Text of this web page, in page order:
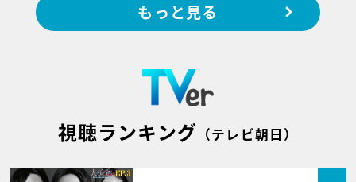
もっと見る
視聴ランキング （テレビ朝日）